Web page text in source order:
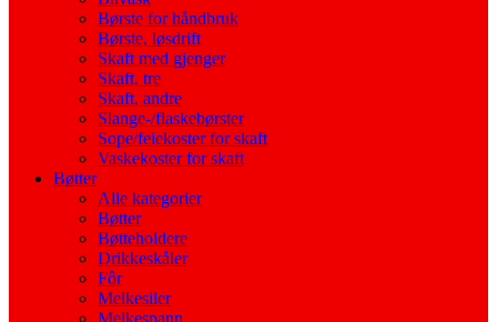
Børste for håndbruk
Børste, løsdrift
Skaft med gjenger
Skaft, tre
Skaft, andre
Slange-/flaskebørster
Sope/feiekoster for skaft
Vaskekoster for skaft
Bøtter
Alle kategorier
Bøtter
Bøtteholdere
Drikkeskåler
Fôr
Melkesiler
Melkespann